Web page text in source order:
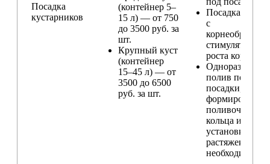
Посадка
кустарников
(контейнер 5–
15 л) — от 750
до 3500 руб. за
шт.
Крупный куст
(контейнер
15–45 л) — от
3500 до 6500
руб. за шт.
Посадка
с
стимулятором
роста корней
Одноразовый
полив после
посадки,
формирование
поливочного
кольца и
установка
растяжек (при